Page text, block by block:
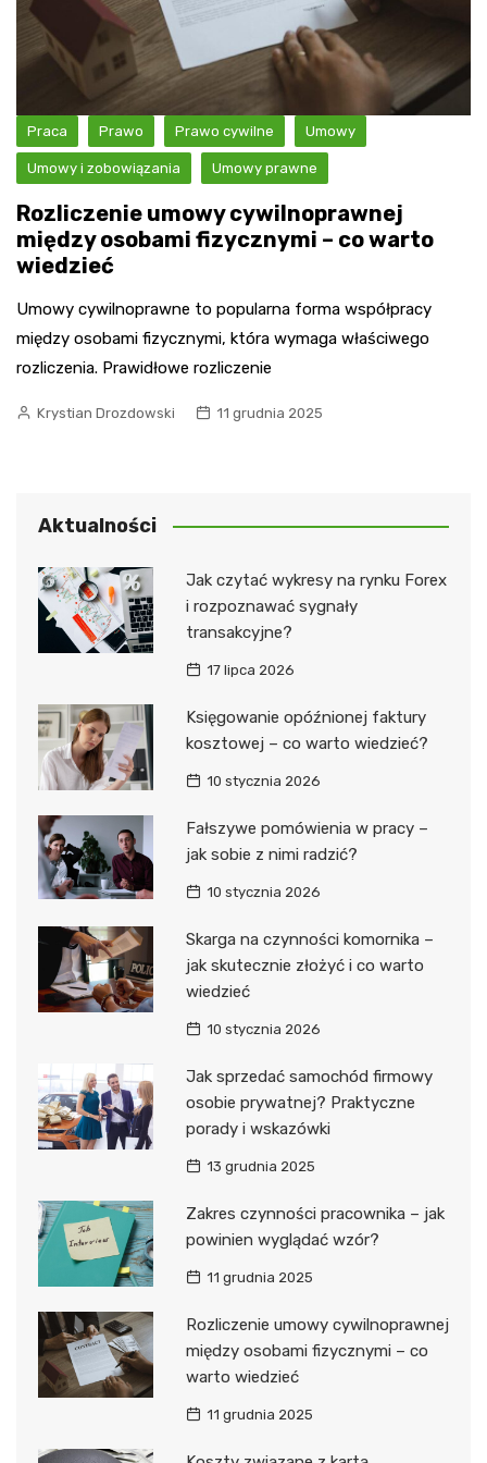
Praca Prawo Prawo cywilne Umowy
Umowy i zobowiązania Umowy prawne
Rozliczenie umowy cywilnoprawnej
między osobami fizycznymi – co warto
wiedzieć
Umowy cywilnoprawne to popularna forma współpracy
między osobami fizycznymi, która wymaga właściwego
rozliczenia. Prawidłowe rozliczenie
Krystian Drozdowski 11 grudnia 2025
Aktualności
Jak czytać wykresy na rynku Forex
i rozpoznawać sygnały
transakcyjne?
17 lipca 2026
Księgowanie opóźnionej faktury
kosztowej – co warto wiedzieć?
10 stycznia 2026
Fałszywe pomówienia w pracy –
jak sobie z nimi radzić?
10 stycznia 2026
Skarga na czynności komornika –
jak skutecznie złożyć i co warto
wiedzieć
10 stycznia 2026
Jak sprzedać samochód firmowy
osobie prywatnej? Praktyczne
porady i wskazówki
13 grudnia 2025
Zakres czynności pracownika – jak
powinien wyglądać wzór?
11 grudnia 2025
Rozliczenie umowy cywilnoprawnej
między osobami fizycznymi – co
warto wiedzieć
11 grudnia 2025